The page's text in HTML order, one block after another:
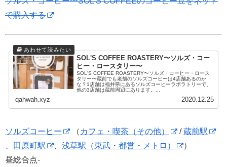
で購入する
SOL'S COFFEE ROASTERY〜ソルズ・コー
ヒー・ロースタリー〜
SOL'S COFFEE ROASTERY〜ソルズ・コーヒー・ロース
タリー〜蔵前でも老舗のソルズコーヒーは4店舗あるのか
な？1店舗は福井県にあるソルズコーヒーラボラトリーで、
他の3店舗は蔵前周辺にあります。...
qahwah.xyz 2020.12.25
ソルズコーヒー （ カフェ・喫茶（その他） /蔵前駅
、
田原町駅 、 浅草駅（東武・都営・メトロ）
）
昼総合点-